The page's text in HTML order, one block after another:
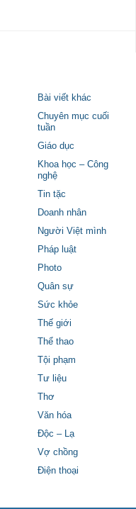
Bài viết khác
Chuyên mục cuối
tuần
Giáo dục
Khoa học – Công
nghệ
Tin tặc
Doanh nhân
Người Việt mình
Pháp luật
Photo
Quân sự
Sức khỏe
Thế giới
Thể thao
Tội phạm
Tư liệu
Thơ
Văn hóa
Độc – Lạ
Vợ chồng
Điện thoại